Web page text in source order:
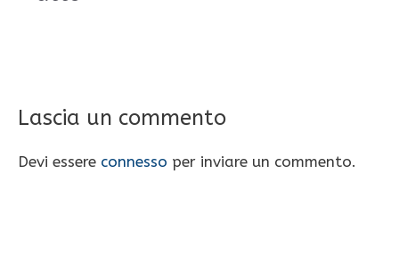
Lascia un commento
Devi essere connesso per inviare un commento.